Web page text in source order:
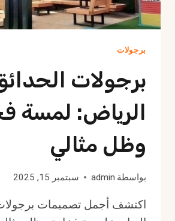
برجولات
برجولات
الرياض: لمسة
وظل مثالي
بواسطة admin سبتمبر 15, 2025
اكتشف أجمل تصميمات